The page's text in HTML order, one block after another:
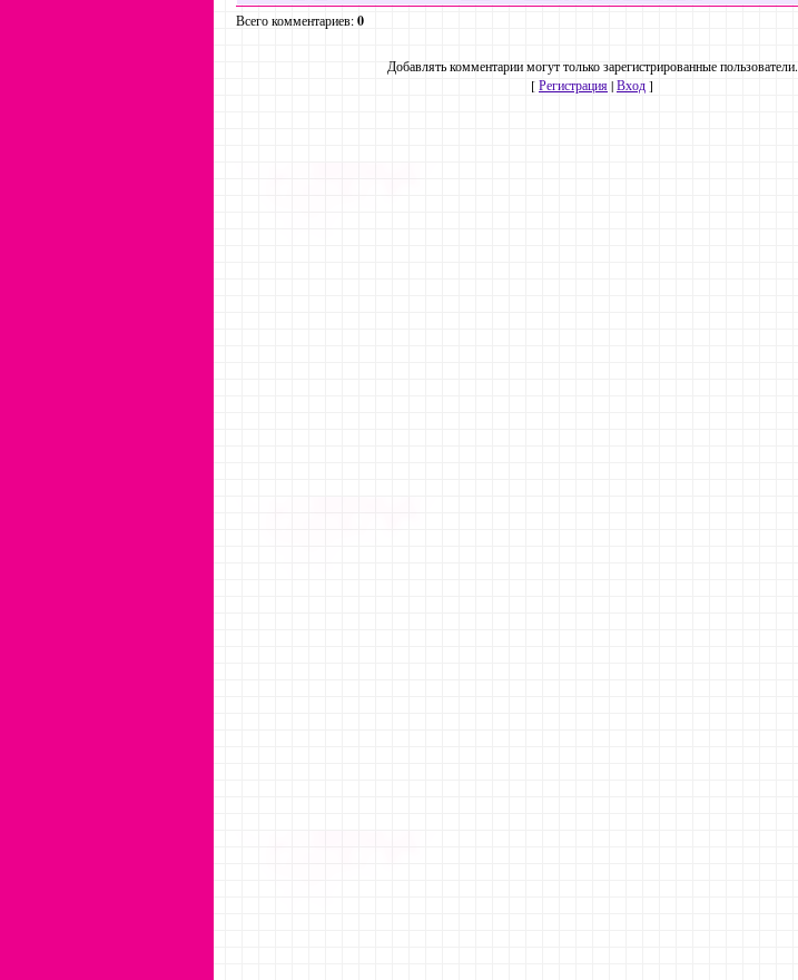
Всего комментариев:0
Добавлять комментарии могут только зарегистрированные пользователи.
[Регистрация|Вход]